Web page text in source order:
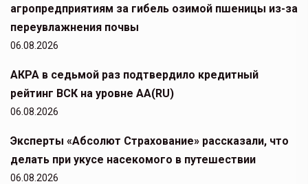
агропредприятиям за гибель озимой пшеницы из-за
переувлажнения почвы
06.08.2026
АКРА в седьмой раз подтвердило кредитный
рейтинг ВСК на уровне АА(RU)
06.08.2026
Эксперты «Абсолют Страхование» рассказали, что
делать при укусе насекомого в путешествии
06.08.2026